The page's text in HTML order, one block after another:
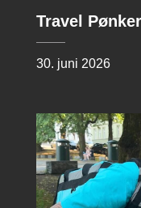
Travel
30. juni 2026